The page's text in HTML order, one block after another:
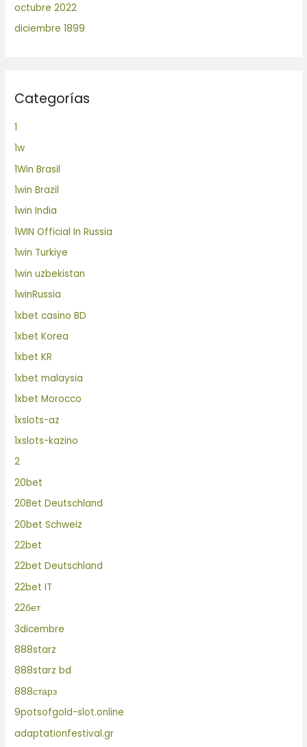
octubre 2022
diciembre 1899
Categorías
1
1w
1Win Brasil
1win Brazil
1win India
1WIN Official In Russia
1win Turkiye
1win uzbekistan
1winRussia
1xbet casino BD
1xbet Korea
1xbet KR
1xbet malaysia
1xbet Morocco
1xslots-az
1xslots-kazino
2
20bet
20Bet Deutschland
20bet Schweiz
22bet
22bet Deutschland
22bet IT
22бет
3dicembre
888starz
888starz bd
888старз
9potsofgold-slot.online
adaptationfestival.gr